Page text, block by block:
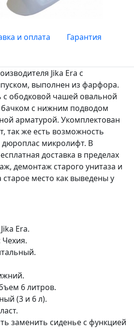
и оплата
Гарантия
Jika Era с
выполнен из фарфора.
ободковой чашей овальной
с нижним подводом
арматурой. Укомплектован
так же есть возможность
дюроплас микролифт. В
доставка в пределах
демонтаж старого унитаза и
старое место как выведены у
Era.
6 литров.
(3 и 6 л).
заменить сиденье с функцией